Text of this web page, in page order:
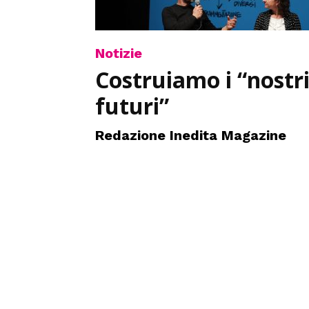
Notizie
Costruiamo i “nostri
futuri”
Redazione Inedita Magazine